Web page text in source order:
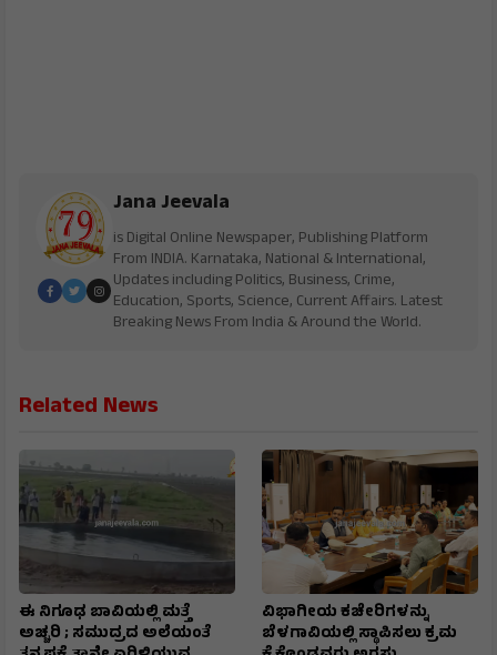
Jana Jeevala
is Digital Online Newspaper, Publishing Platform
From INDIA. Karnataka, National & International,
Updates including Politics, Business, Crime,
Education, Sports, Science, Current Affairs. Latest
Breaking News From India & Around the World.
Related News
ಈ ನಿಗೂಢ ಬಾವಿಯಲ್ಲಿ ಮತ್ತೆ
ಅಚ್ಚರಿ ; ಸಮುದ್ರದ ಅಲೆಯಂತೆ
ವಿಭಾಗೀಯ ಕಚೇರಿಗಳನ್ನು
ಬೆಳಗಾವಿಯಲ್ಲಿ ಸ್ಥಾಪಿಸಲು ಕ್ರಮ